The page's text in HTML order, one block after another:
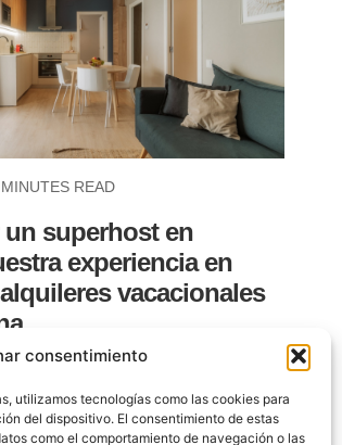
consentimiento
utilizamos tecnologías como las cookies para
del dispositivo. El consentimiento de estas
como el comportamiento de navegación o las
READ
superhost en
experiencia en
vacacionales
en la gestión de
Conseguir ser un
no es solo mostrar una